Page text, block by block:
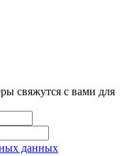
свяжутся с вами для
данных